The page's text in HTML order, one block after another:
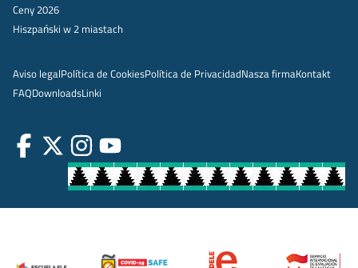
Ceny 2026
Hiszpański w 2 miastach
Aviso legalPolítica de CookiesPolítica de PrivacidadNasza firmaKontakt
FAQDownloadsLinki